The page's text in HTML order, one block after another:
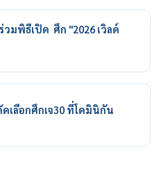
วมพิธีเปิด ศึก "2026 เวิลด์
เลือกศึกเจ30 ที่โดมินิกัน